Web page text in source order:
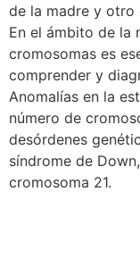
de la madre y otro
En el ámbito de la
cromosomas es
comprender y
Anomalías en la
número de
desórdenes
síndrome de
cromosoma 21.